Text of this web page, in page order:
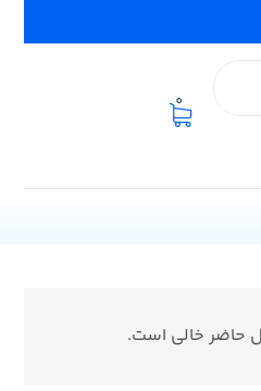
0
حاضر خالی است.